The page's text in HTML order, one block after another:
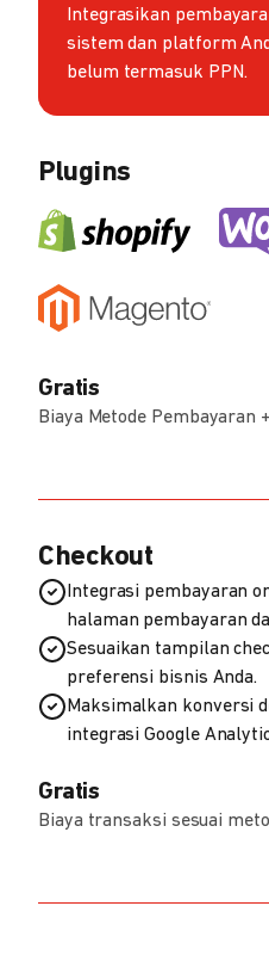
Integrasikan
sistem dan platform
belum termasuk PPN.
Plugins
Gratis
Biaya Metode Pembayaran
Checkout
Integrasi pembayaran
halaman pembayaran
Sesuaikan tampilan
preferensi bisnis Anda.
Maksimalkan konversi
integrasi Google
Gratis
Biaya transaksi sesuai